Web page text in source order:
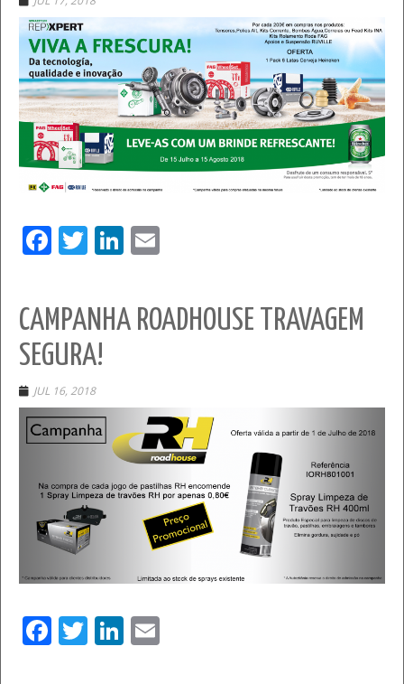
Facebook
TwitterLinkedIn
CAMPANHA ROADHOUSE TRAVAGEM
SEGURA!
JUL 16, 2018
Facebook
TwitterLinkedIn